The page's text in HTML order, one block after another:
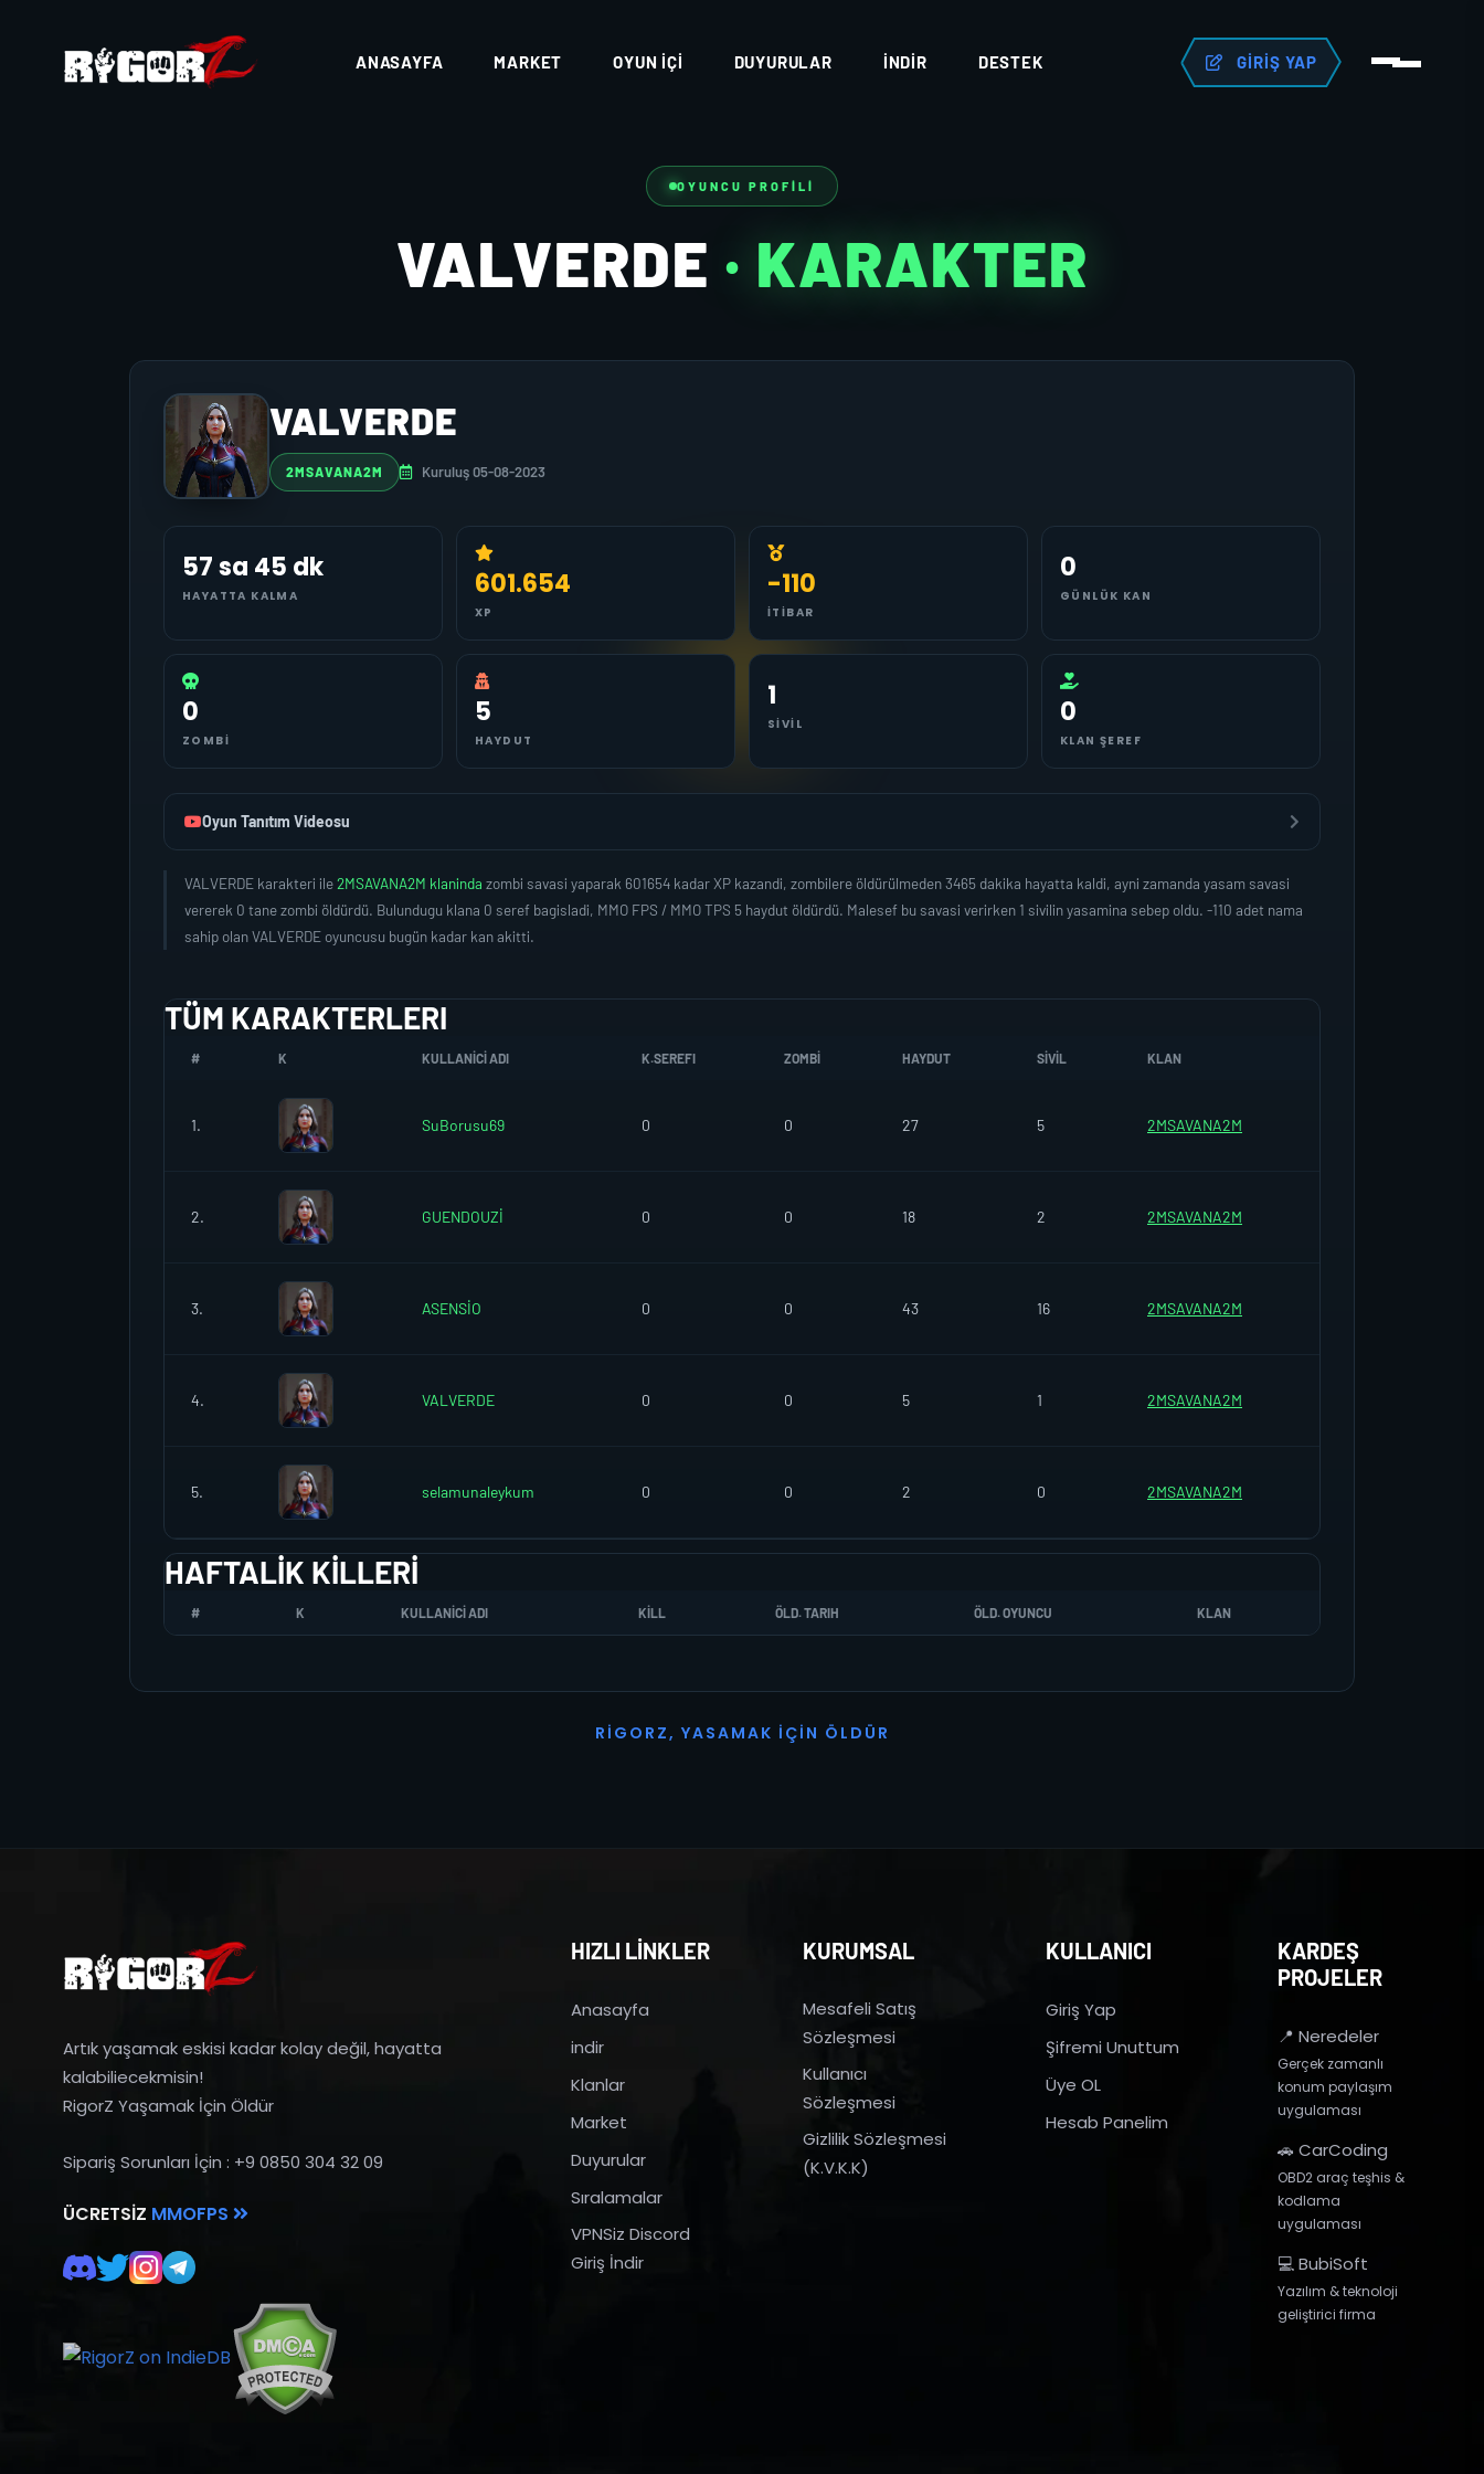
ANASAYFA MARKET OYUN İÇI DUYURULAR İNDIR DESTEK GIRIŞ YAP
OYUNCU PROFILI
VALVERDE · KARAKTER
VALVERDE
2MSAVANA2M Kuruluş 05-08-2023
57 sa 45 dk
HAYATTA KALMA 601.654
XP
-110
İTIBAR
0
GÜNLÜK KAN
0
ZOMBI
5
HAYDUT
1
SIVIL 0
KLAN ŞEREF
Oyun Tanıtım Videosu
VALVERDE karakteri ile2MSAVANA2M klaninda zombi savasi yaparak 601654 kadar XP kazandi, zombilere öldürülmeden 3465 dakika hayatta kaldi, ayni zamanda yasam savasi
vererek 0 tane zombi öldürdü. Bulundugu klana 0 seref bagisladi, MMO FPS / MMO TPS 5 haydut öldürdü. Malesef bu savasi verirken 1 sivilin yasamina sebep oldu. -110 adet nama
sahip olan VALVERDE oyuncusu bugün kadar kan akitti.
TÜM KARAKTERLERI
# K KULLANICI ADI K.SEREFI ZOMBI HAYDUT SIVIL KLAN
1. SuBorusu69 0 0 27 5 2MSAVANA2M
2. GUENDOUZİ 0 0 18 2 2MSAVANA2M
3. ASENSİO 0 0 43 16 2MSAVANA2M
4. VALVERDE 0 0 5 1 2MSAVANA2M
5. selamunaleykum 0 0 2 0 2MSAVANA2M
HAFTALIK KILLERI
# K KULLANICI ADI KILL ÖLD. TARIH ÖLD. OYUNCU KLAN
R I G O R Z, YASAMAK İ ÇI N Ö L D Ü R
Artık yaşamak eskisi kadar kolay değil, hayatta
kalabiliecekmisin!
RigorZ Yaşamak İçin Öldür
Sipariş Sorunları İçin : +9 0850 304 32 09
ÜCRETSIZ MMOFPS
HIZLI LİNKLER
Anasayfa
indir
Klanlar
Market
Duyurular
Sıralamalar
VPNSiz Discord
Giriş İndir
KURUMSAL
Mesafeli Satış
Sözleşmesi
Kullanıcı
Sözleşmesi
Gizlilik Sözleşmesi
(K.V.K.K)
KULLANICI
Giriş Yap
Şifremi Unuttum
Üye OL
Hesab Panelim
KARDEŞ
PROJELER
📍 Neredeler
Gerçek zamanlı
konum paylaşım
uygulaması
🚗 CarCoding
OBD2 araç teşhis &
kodlama
uygulaması
💻 BubiSoft
Yazılım & teknoloji
geliştirici firma